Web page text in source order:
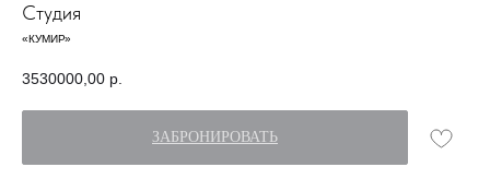
Студия
«КУМИР»
3530000,00 р.
ЗАБРОНИРОВАТЬ